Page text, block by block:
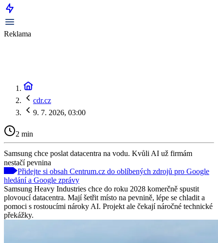
Reklama
cdr.cz
9. 7. 2026, 03:00
2 min
Samsung chce poslat datacentra na vodu. Kvůli AI už firmám
nestačí pevnina
Přidejte si obsah Centrum.cz do oblíbených zdrojů pro Google
hledání a Google zprávy
Samsung Heavy Industries chce do roku 2028 komerčně spustit
plovoucí datacentra. Mají šetřit místo na pevnině, lépe se chladit a
pomoci s rostoucími nároky AI. Projekt ale čekají náročné technické
překážky.